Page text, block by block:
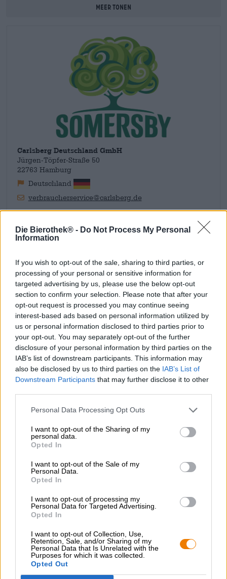
Die Bierothek® - Do Not Process My Personal
Information
If you wish to opt-out of the sale, sharing to third parties, or
processing of your personal or sensitive information for
targeted advertising by us, please use the below opt-out
section to confirm your selection. Please note that after your
opt-out request is processed you may continue seeing
interest-based ads based on personal information utilized by
us or personal information disclosed to third parties prior to
your opt-out. You may separately opt-out of the further
disclosure of your personal information by third parties on the
IAB’s list of downstream participants. This information may
also be disclosed by us to third parties on the IAB’s List of
Downstream Participants that may further disclose it to other
Personal Data Processing Opt Outs
I want to opt-out of the Sharing of my
personal data.
Opted In
I want to opt-out of the Sale of my
Personal Data.
Opted In
I want to opt-out of processing my
Personal Data for Targeted Advertising.
Opted In
I want to opt-out of Collection, Use,
Retention, Sale, and/or Sharing of my
Personal Data that Is Unrelated with the
Purposes for which it was collected.
Opted Out
appeltaart, appelbeignets gebakken in bierbeslag,
kamertemperatuur of op ijs, maar je kunt er ook een heerlijke
warme drank mee maken.
Meer tonen
Carlsberg Deutschland GmbH
Jürgen-Töpfer-Straße 50
22763 Hamburg
Deutschland
verbraucherservice@carlsberg.de
Ontdek andere brouwerijen.
Andere stijlen
somersby winter cider
EINWEG
0,33 L KAN - € 7,85 / LTR
Spring aan boord!